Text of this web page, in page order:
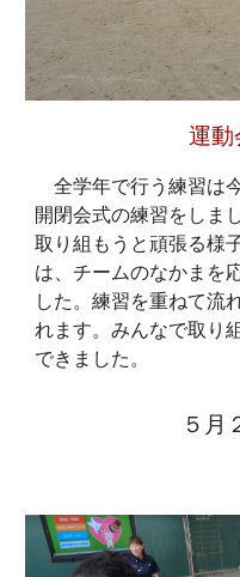
運動
全学年で行う練習は
開閉会式の練習をしま
取り組もうと頑張る様
は、チームのなかまを
した。練習を重ねて流
れます。みんなで取り
できました。
５月